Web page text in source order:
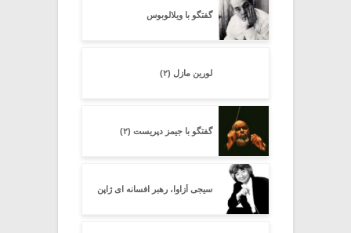
گفتگو با ویلالوبوس
لورین مازل (۲)
گفتگو با جیمز دپریست (۲)
سیجی اُزاوا، رهبر افسانه ای ژاپن